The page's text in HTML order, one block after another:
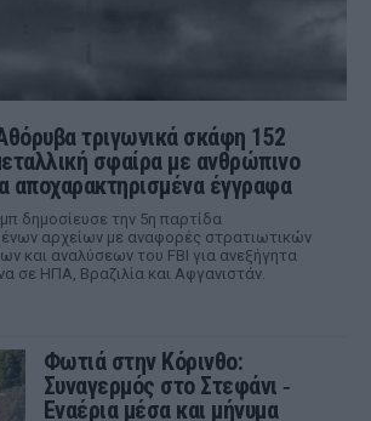
τριγωνικά σκάφη 152
σφαίρα με ανθρώπινο
αποχαρακτηρισμένα έγγραφα
δημοσίευσε την 5η παρτίδα
αρχείων με αναφορές στρατιωτικών
και αναλύσεων του FBI για ανεξήγητα
σε ΗΠΑ, Βραζιλία και Αφγανιστάν.
Φωτιά στην Κόρινθο:
Συναγερμός στο Στεφάνι ‑
Εναέρια μέσα και μήνυμα